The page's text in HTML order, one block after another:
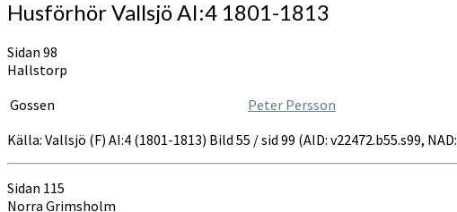
Husförhör Vallsjö AI:4 1801-1813
Sidan 98
Hallstorp
Gossen
Peter Persson
Källa: Vallsjö (F) AI:4 (1801-1813) Bild 55 / sid 99 (AID: v22472.b55.s99,
Sidan 115
Norra Grimsholm